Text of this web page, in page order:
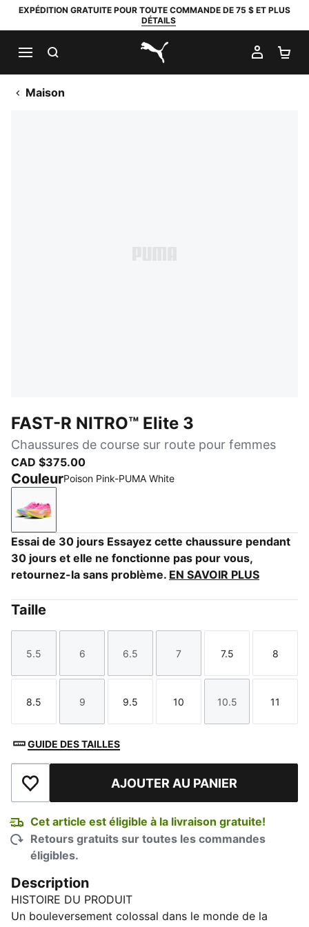
EXPÉDITION GRATUITE POUR TOUTE COMMANDE DE 75 $ ET PLUS
DÉTAILS
PUMA.com
MON
Maison
FAST-R NITRO™ Elite 3
Chaussures de course sur route pour femmes
CAD $375.00
CouleurPoison Pink-PUMA White
Poison Pink-PUMA White
Essai de 30 jours Essayez cette chaussure pendant
30 jours et elle ne fonctionne pas pour vous,
retournez-la sans problème. EN SAVOIR PLUS
Taille
Taille
5.5
Taille
6
Taille
6.5
Taille
7
Taille
7.5
Taille
8
Taille
8.5
Taille
9
Taille
9.5
Taille
10
Taille
10.5
Taille
11
GUIDE DES TAILLES
Ajouter à la liste de souhaits
AJOUTER AU PANIER
Cet article est éligible à la livraison gratuite!
Retours gratuits sur toutes les commandes
éligibles.
Description
HISTOIRE DU PRODUIT
Un bouleversement colossal dans le monde de la